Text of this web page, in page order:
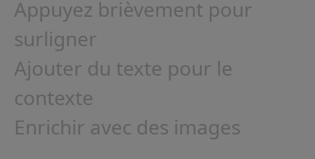
Appuyez brièvement pour
surligner
Ajouter du texte pour le
contexte
Enrichir avec des images